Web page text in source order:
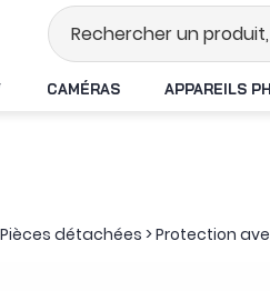
Stock en temps réel
CAMÉRAS APPAREILS
Pièces détachées >Protection